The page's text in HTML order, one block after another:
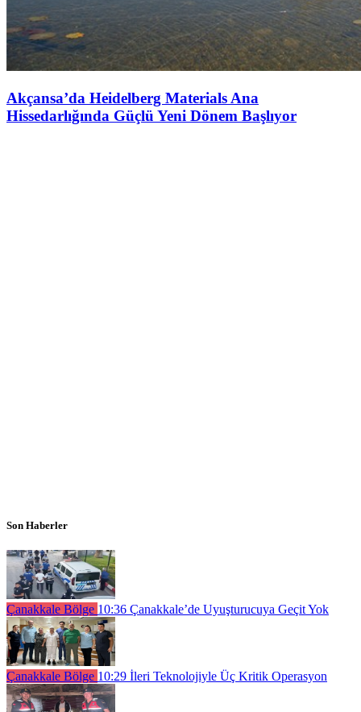
Akçansa’da Heidelberg Materials Ana
Hissedarlığında Güçlü Yeni Dönem Başlıyor
Son Haberler
Çanakkale Bölge 10:36 Çanakkale’de Uyuşturucuya Geçit Yok
Çanakkale Bölge 10:29 İleri Teknolojiyle Üç Kritik Operasyon